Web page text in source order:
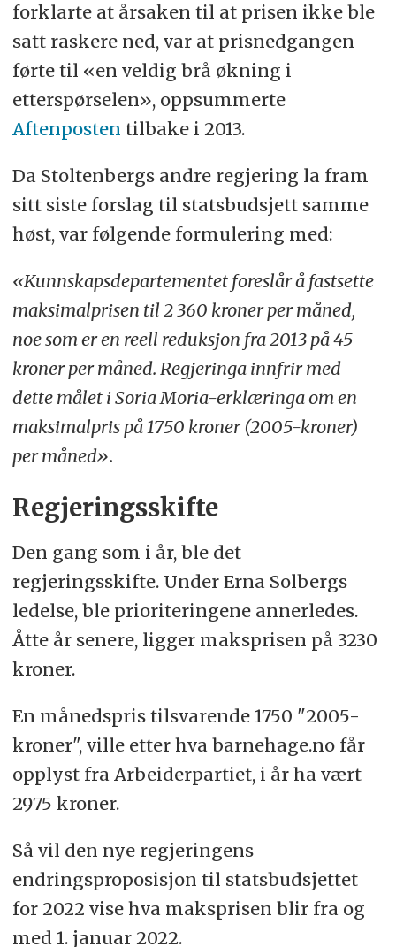
forklarte at årsaken til at prisen ikke ble
satt raskere ned, var at prisnedgangen
førte til «en veldig brå økning i
etterspørselen», oppsummerte
Aftenposten tilbake i 2013.
Da Stoltenbergs andre regjering la fram
sitt siste forslag til statsbudsjett samme
høst, var følgende formulering med:
«Kunnskapsdepartementet foreslår å fastsette
maksimalprisen til 2 360 kroner per måned,
noe som er en reell reduksjon fra 2013 på 45
kroner per måned. Regjeringa innfrir med
dette målet i Soria Moria-erklæringa om en
maksimalpris på 1750 kroner (2005-kroner)
per måned».
Regjeringsskifte
Den gang som i år, ble det
regjeringsskifte. Under Erna Solbergs
ledelse, ble prioriteringene annerledes.
Åtte år senere, ligger maksprisen på 3230
kroner.
En månedspris tilsvarende 1750 "2005-
kroner", ville etter hva barnehage.no får
opplyst fra Arbeiderpartiet, i år ha vært
2975 kroner.
Så vil den nye regjeringens
endringsproposisjon til statsbudsjettet
for 2022 vise hva maksprisen blir fra og
med 1. januar 2022.